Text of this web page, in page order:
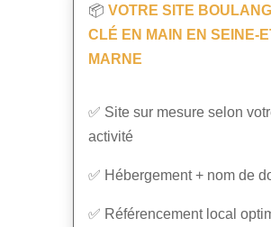
📦 VOTRE SITE
CLÉ EN MAIN EN SEINE-
MARNE
✅ Site sur mesure selon
activité
✅ Hébergement + nom de
✅ Référencement local